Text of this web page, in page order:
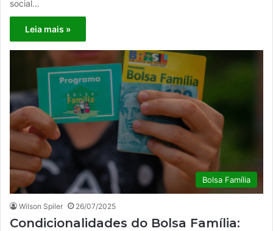
social…
Leia mais »
Bolsa Família
Wilson Spiler 26/07/2025
Condicionalidades do Bolsa Família: